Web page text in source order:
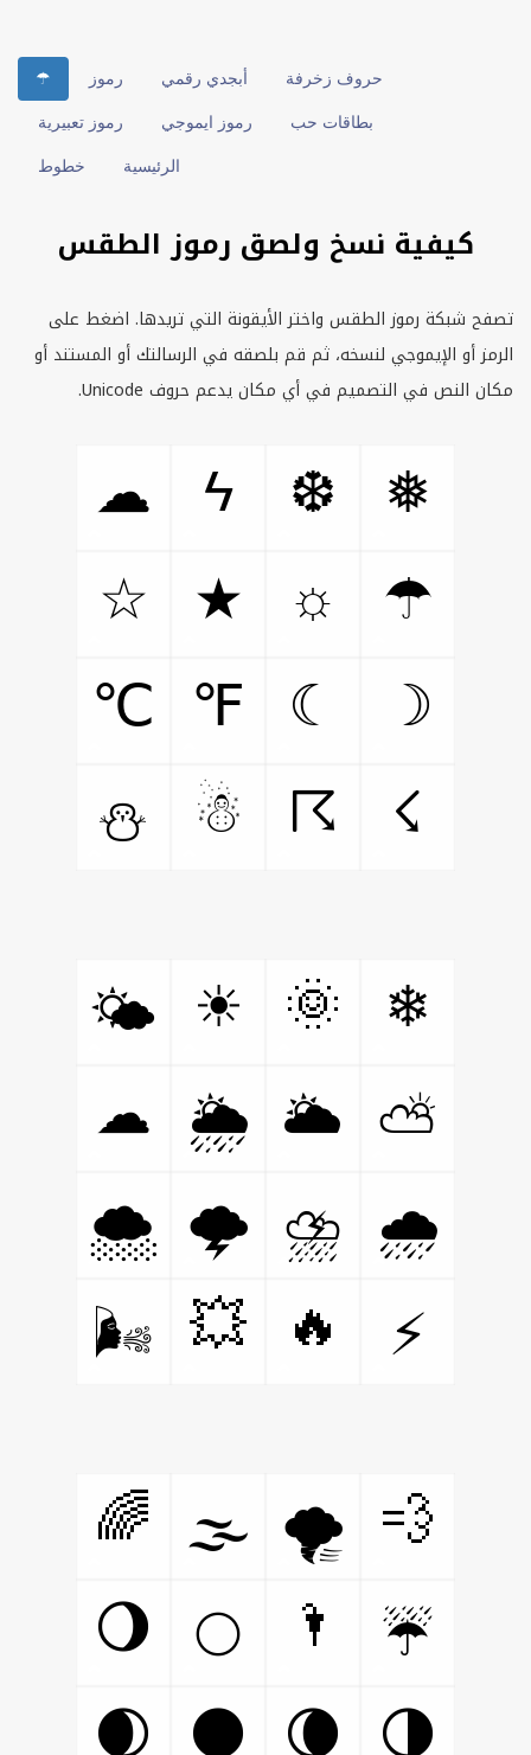
☂ رموز أبجدي رقمي حروف زخرفة
رموز تعبيرية رموز ايموجي بطاقات حب
خطوط الرئيسية
كيفية نسخ ولصق رموز الطقس
تصفح شبكة رموز الطقس واختر الأيقونة التي تريدها. اضغط على
الرمز أو الإيموجي لنسخه، ثم قم بلصقه في الرسالتك أو المستند أو
مكان النص في التصميم في أي مكان يدعم حروف Unicode.
❅
❆
ϟ
☁
☂
☼
★
☆
☽
☾
℉
℃
☇
☈
☃
⛄
❄
🌞
☀
🌤
⛅
🌥
🌦
☁
🌧
⛈
🌩
🌨
⚡
🔥
💥
🌬
💨
🌪
🌫
🌈
☔
🌂
🌕
🌖
🌗
🌘
🌑
🌒